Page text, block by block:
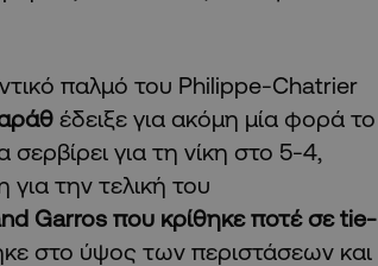
παλμό του Philippe-Chatrier
έδειξε για ακόμη μία φορά το
για τη νίκη στο 5-4,
την τελική του
Garros που κρίθηκε ποτέ σε tie-
στο ύψος των περιστάσεων και